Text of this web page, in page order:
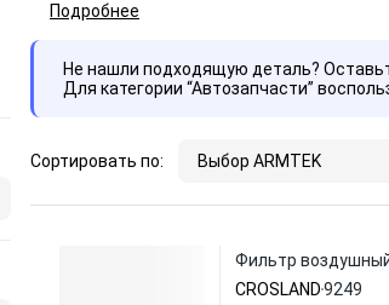
Подробнее
Не нашли подходящую деталь?
Для категории “Автозапчасти”
Сортировать по: Выбор ARMTEK
Фильтр воздушный
CROSLAND9249